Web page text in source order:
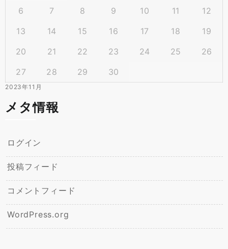
2023年11月
6
7 8 9 10 11
12
13
14 15 16 17 18
19
20
21 22 23 24 25
26
27
28 29 30
メタ情報
ログイン
投稿フィード
コメントフィード
WordPress.org